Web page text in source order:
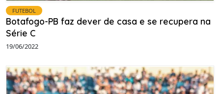
FUTEBOL
Botafogo-PB faz dever de casa e se recupera na
Série C
19/06/2022